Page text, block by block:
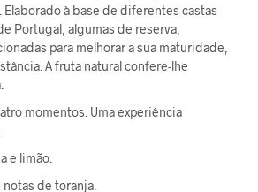
Elaborado à base de diferentes castas
Portugal, algumas de reserva,
para melhorar a sua maturidade,
A fruta natural confere-lhe
momentos. Uma experiência
e limão.
de toranja.